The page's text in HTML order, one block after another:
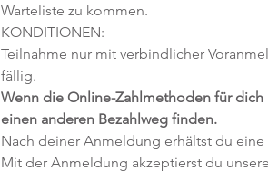
Warteliste zu kommen.
KONDITIONEN:
Teilnahme nur mit verbindlicher
fällig.
Wenn die Online-Zahlmethoden für
einen anderen Bezahlweg finden.
Nach deiner Anmeldung erhältst du
Mit der Anmeldung akzeptierst du